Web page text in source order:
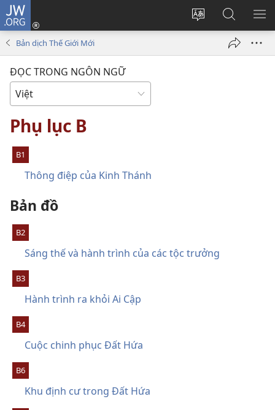
JW.ORG
Thay
Đăng
nhập
Tìm
kiếm
JW.ORG
Bản dịch Thế Giới Mới
ĐỌC TRONG NGÔN NGỮ
Phụ lục B
B1
Thông điệp của Kinh Thánh
Bản đồ
B2
Sáng thế và hành trình của các tộc trưởng
B3
Hành trình ra khỏi Ai Cập
B4
Cuộc chinh phục Đất Hứa
B6
Khu định cư trong Đất Hứa